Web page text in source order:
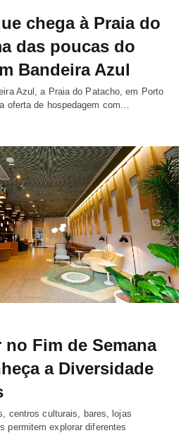
chega à Praia do
das poucas do
Bandeira Azul
Azul, a Praia do Patacho, em Porto
oferta de hospedagem com…
no Fim de Semana
a Diversidade
centros culturais, bares, lojas
permitem explorar diferentes